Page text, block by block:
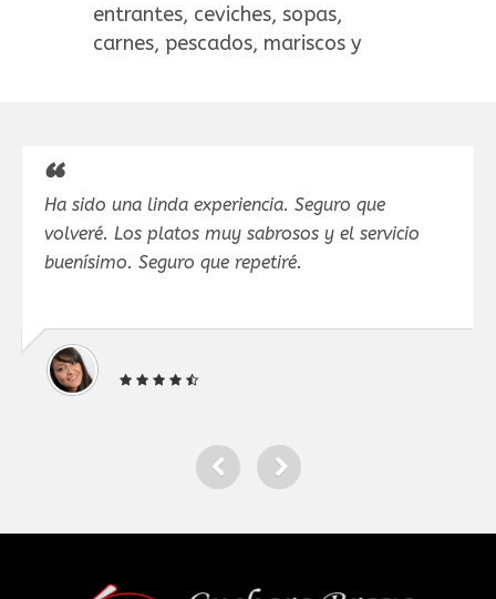
entrantes, ceviches, sopas,
carnes, pescados, mariscos y
Ha sido una linda experiencia. Seguro que
volveré. Los platos muy sabrosos y el servicio
buenísimo. Seguro que repetiré.